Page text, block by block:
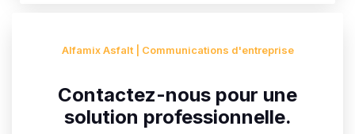
Alfamix Asfalt | Communications d'entreprise
Contactez-nous pour une
solution professionnelle.